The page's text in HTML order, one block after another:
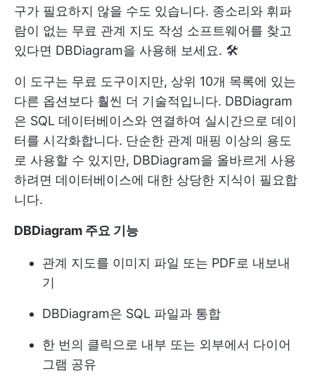
구가 필요하지 않을 수도 있습니다. 종소리와 휘파
람이 없는 무료 관계 지도 작성 소프트웨어를 찾고
있다면 DBDiagram을 사용해 보세요. 🛠️
이 도구는 무료 도구이지만, 상위 10개 목록에 있는
다른 옵션보다 훨씬 더 기술적입니다. DBDiagram
은 SQL 데이터베이스와 연결하여 실시간으로 데이
터를 시각화합니다. 단순한 관계 매핑 이상의 용도
로 사용할 수 있지만, DBDiagram을 올바르게 사용
하려면 데이터베이스에 대한 상당한 지식이 필요합
니다.
DBDiagram 주요 기능
관계 지도를 이미지 파일 또는 PDF로 내보내
기
DBDiagram은 SQL 파일과 통합
한 번의 클릭으로 내부 또는 외부에서 다이어
그램 공유